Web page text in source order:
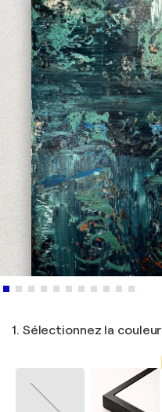
1. Sélectionnez la couleur